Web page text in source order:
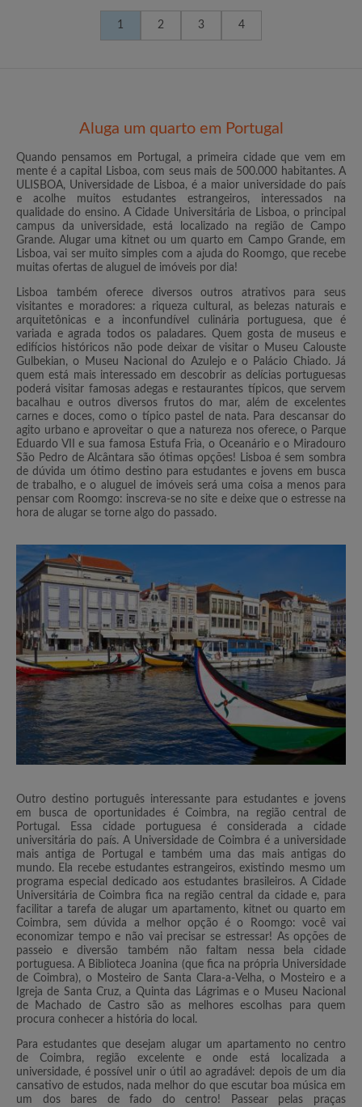
1 2 3 4
Aluga um quarto em Portugal
Quando pensamos em Portugal, a primeira cidade que vem em
mente é a capital Lisboa, com seus mais de 500.000 habitantes. A
ULISBOA, Universidade de Lisboa, é a maior universidade do país
e acolhe muitos estudantes estrangeiros, interessados na
qualidade do ensino. A Cidade Universitária de Lisboa, o principal
campus da universidade, está localizado na região de Campo
Grande. Alugar uma kitnet ou um quarto em Campo Grande, em
Lisboa, vai ser muito simples com a ajuda do Roomgo, que recebe
muitas ofertas de aluguel de imóveis por dia!
Lisboa também oferece diversos outros atrativos para seus
visitantes e moradores: a riqueza cultural, as belezas naturais e
arquitetônicas e a inconfundível culinária portuguesa, que é
variada e agrada todos os paladares. Quem gosta de museus e
edifícios históricos não pode deixar de visitar o Museu Calouste
Gulbekian, o Museu Nacional do Azulejo e o Palácio Chiado. Já
quem está mais interessado em descobrir as delícias portuguesas
poderá visitar famosas adegas e restaurantes típicos, que servem
bacalhau e outros diversos frutos do mar, além de excelentes
carnes e doces, como o típico pastel de nata. Para descansar do
agito urbano e aproveitar o que a natureza nos oferece, o Parque
Eduardo VII e sua famosa Estufa Fria, o Oceanário e o Miradouro
São Pedro de Alcântara são ótimas opções! Lisboa é sem sombra
de dúvida um ótimo destino para estudantes e jovens em busca
de trabalho, e o aluguel de imóveis será uma coisa a menos para
pensar com Roomgo: inscreva-se no site e deixe que o estresse na
hora de alugar se torne algo do passado.
Outro destino português interessante para estudantes e jovens
em busca de oportunidades é Coimbra, na região central de
Portugal. Essa cidade portuguesa é considerada a cidade
universitária do país. A Universidade de Coimbra é a universidade
mais antiga de Portugal e também uma das mais antigas do
mundo. Ela recebe estudantes estrangeiros, existindo mesmo um
programa especial dedicado aos estudantes brasileiros. A Cidade
Universitária de Coimbra fica na região central da cidade e, para
facilitar a tarefa de alugar um apartamento, kitnet ou quarto em
Coimbra, sem dúvida a melhor opção é o Roomgo: você vai
economizar tempo e não vai precisar se estressar! As opções de
passeio e diversão também não faltam nessa bela cidade
portuguesa. A Biblioteca Joanina (que fica na própria Universidade
de Coimbra), o Mosteiro de Santa Clara-a-Velha, o Mosteiro e a
Igreja de Santa Cruz, a Quinta das Lágrimas e o Museu Nacional
de Machado de Castro são as melhores escolhas para quem
procura conhecer a história do local.
Para estudantes que desejam alugar um apartamento no centro
de Coimbra, região excelente e onde está localizada a
universidade, é possível unir o útil ao agradável: depois de um dia
cansativo de estudos, nada melhor do que escutar boa música em
um dos bares de fado do centro! Passear pelas praças